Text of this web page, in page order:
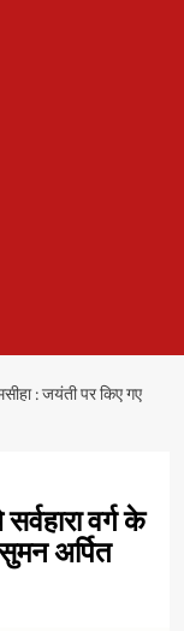
: जयंती पर किए गए
वर्ग के
अर्पित